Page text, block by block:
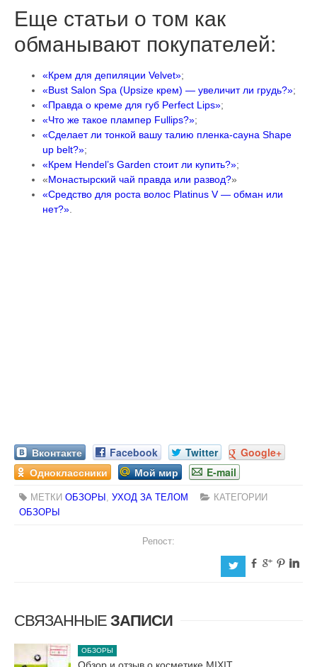
Еще статьи о том как
обманывают покупателей:
«Крем для депиляции Velvet»;
«Bust Salon Spa (Upsize крем) — увеличит ли грудь?»;
«Правда о креме для губ Perfect Lips»;
«Что же такое плампер Fullips?»;
«Сделает ли тонкой вашу талию пленка-сауна Shape
up belt?»;
«Крем Hendel’s Garden стоит ли купить?»;
«Монастырский чай правда или развод?»
«Средство для роста волос Platinus V — обман или
нет?»
Вконтакте Facebook Twitter
Google+
Одноклассники
Мой мир E-mail
МЕТКИ ОБЗОРЫ , УХОД ЗА ТЕЛОМ
КАТЕГОРИИ
ОБЗОРЫ
Репост:
a b c d j
СВЯЗАННЫЕ ЗАПИСИ
ОБЗОРЫ